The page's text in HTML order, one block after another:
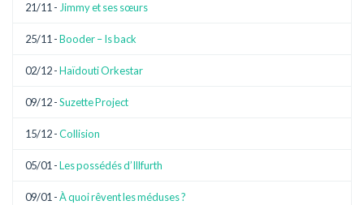
21/11 - Jimmy et ses sœurs
25/11 -Booder – Is back
02/12 -Haïdouti Orkestar
09/12 -Suzette Project
15/12 -Collision
05/01 -Les possédés d’Illfurth
09/01 -À quoi rêvent les méduses ?